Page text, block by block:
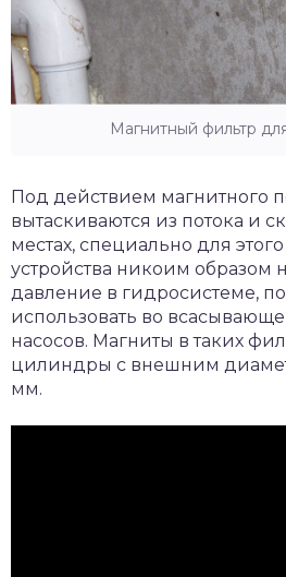
Магнитный фильтр
Под действием магнитного
вытаскиваются из потока и
местах, специально для
устройства никоим образом
давление в гидросистеме,
использовать во
насосов. Магниты в таких
цилиндры с внешним
мм.